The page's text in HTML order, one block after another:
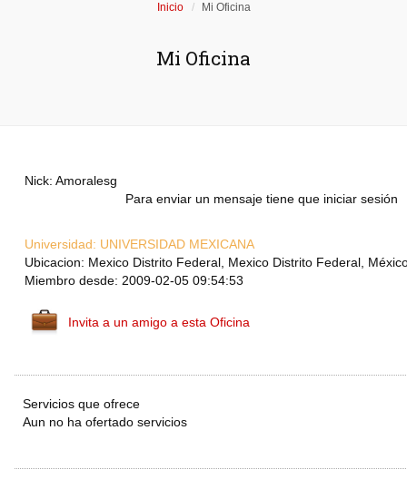
Inicio Mi Oficina
Mi Oficina
Nick: Amoralesg
Para enviar un mensaje tiene que iniciar sesión
Universidad: UNIVERSIDAD MEXICANA
Ubicacion: Mexico Distrito Federal, Mexico Distrito Federal,
Miembro desde: 2009-02-05 09:54:53
Invita a un amigo a esta Oficina
Servicios que ofrece
Aun no ha ofertado servicios